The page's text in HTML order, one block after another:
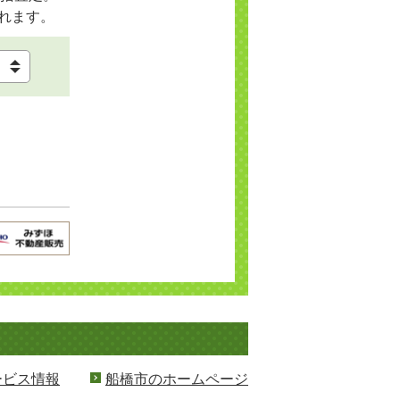
ます。
ス情報 船橋市のホームページ